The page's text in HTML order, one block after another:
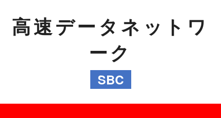
高速データネットワ
ーク
SBC